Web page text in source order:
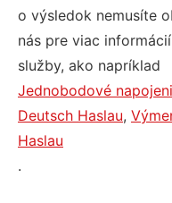
o výsledok nemusíte
nás pre viac
služby, ako napríklad
Jednobodové
Deutsch Haslau,
Haslau
.